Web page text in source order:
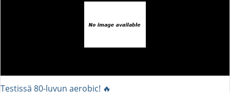
Testissä 80-luvun aerobic! 🔥